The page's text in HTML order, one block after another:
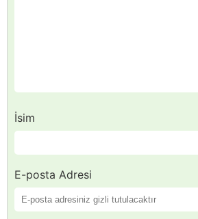
İsim
E-posta Adresi